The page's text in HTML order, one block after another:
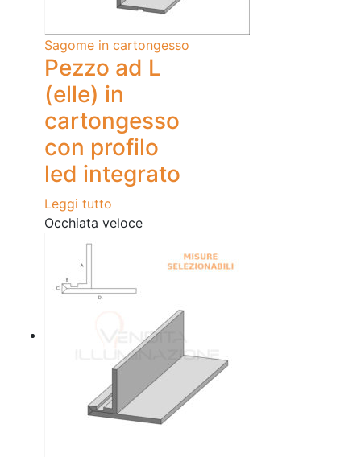
Sagome in cartongesso
Pezzo ad L
(elle) in
cartongesso
con profilo
led integrato
Leggi tutto
Occhiata veloce